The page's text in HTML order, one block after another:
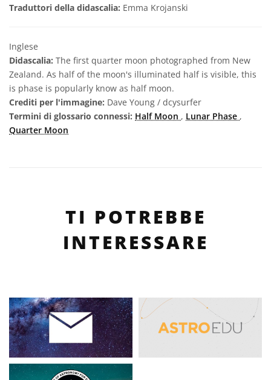
Traduttori della didascalia: Emma Krojanski
Inglese
Didascalia: The first quarter moon photographed from New
Zealand. As half of the moon's illuminated half is visible, this
is phase is popularly know as half moon.
Crediti per l'immagine: Dave Young / dcysurfer
Termini di glossario connessi: Half Moon , Lunar Phase ,
Quarter Moon
TI POTREBBE
INTERESSARE